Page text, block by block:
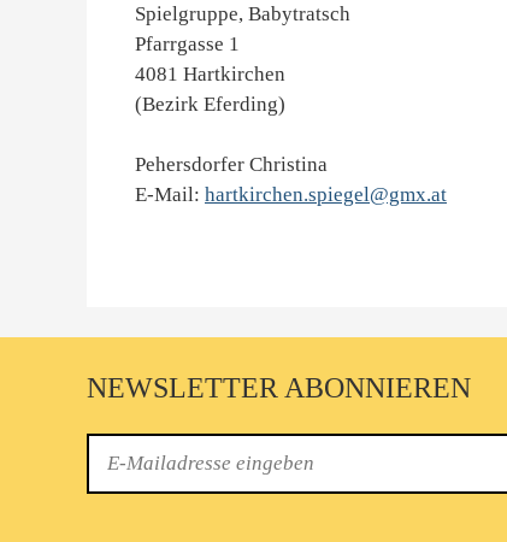
Spielgruppe, Babytratsch
Pfarrgasse 1
4081 Hartkirchen
(Bezirk Eferding)
Pehersdorfer Christina
E-Mail: hartkirchen.spiegel@gmx.at
NEWSLETTER ABONNIEREN
Mail